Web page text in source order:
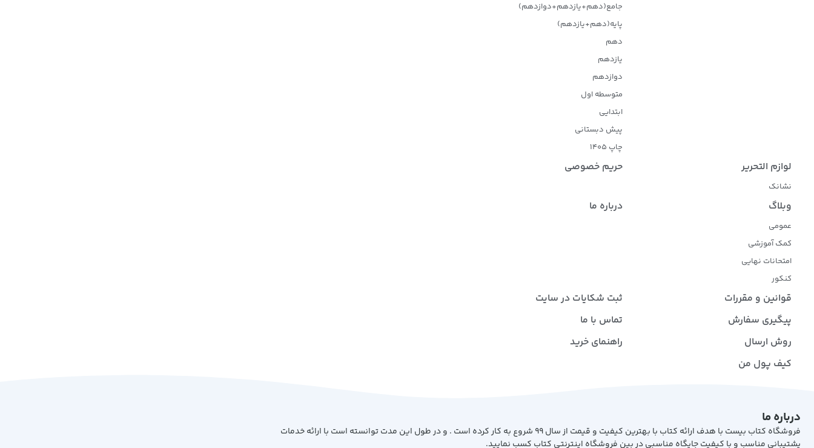
جامع(دهم+یازدهم+دوازدهم)
پایه(دهم+یازدهم)
دهم
یازدهم
دوازدهم
متوسطه اول
ابتدایی
پیش دبستانی
چاپ 1405
لوازم التحریر
نشانک
حریم خصوصی
وبلاگ
عمومی
کمک آموزشی
امتحانات نهایی
کنکور
درباره ما
قوانین و مقررات
ثبت شکایات در سایت
پیگیری سفارش
تماس با ما
روش ارسال
راهنمای خرید
کیف پول من
درباره ما
فروشگاه کتاب بیست با هدف ارائه کتاب با بهترین کیفیت و قیمت از سال 99 شروع به کار کرده است . و در طول این مدت توانسته است با ارائه خدمات
پشتیبانی مناسب و با کیفیت جایگاه مناسبی در بین فروشگاه اینترنتی کتاب کسب نمایید.